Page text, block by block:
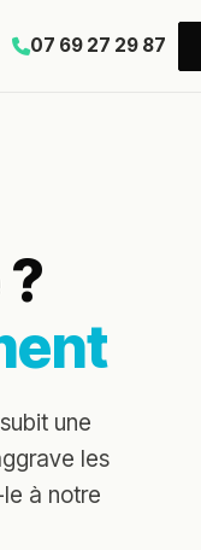
07 69 27 29 87
une
les
à notre